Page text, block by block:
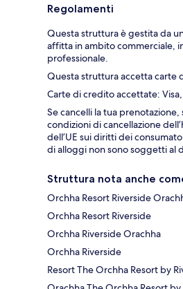
Regolamenti
Questa struttura è gestita da
affitta in ambito commerciale,
professionale.
Questa struttura accetta carte
Carte di credito accettate:
Se cancelli la tua
condizioni di cancellazione
dell’UE sui diritti dei
di alloggi non sono soggetti al
Struttura nota anche
Orchha Resort Riverside
Orchha Resort Riverside
Orchha Riverside Orachha
Orchha Riverside
Resort The Orchha Resort by